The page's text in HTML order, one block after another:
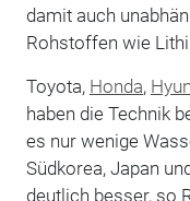
damit auch
Rohstoffen wie
Toyota, Honda,
haben die Technik
es nur wenige
Südkorea, Japan
deutlich besser, so